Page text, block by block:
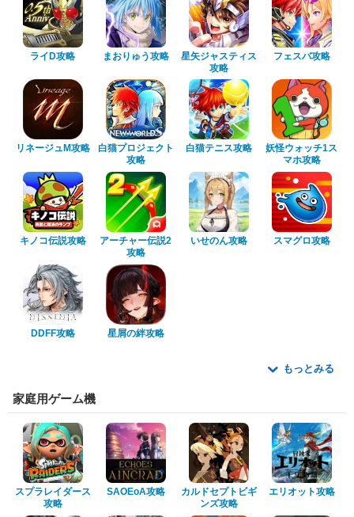
ライD攻略 まおりゅう攻略
星矢ジャスティス
攻略
フェスバ攻略
リネージュM攻略
白猫プロジェクト
攻略
白猫テニス攻略
妖怪ウォッチ1ス
マホ攻略
キノコ伝説攻略
アーチャー伝説2
攻略
いせのん攻略 スマグロ攻略
DDFF攻略 星屑の絆攻略
もっとみる
家庭用ゲーム機
スプラレイダース
攻略
SAOEoA攻略
カルドセプトビギ
ンズ攻略
エリオット攻略